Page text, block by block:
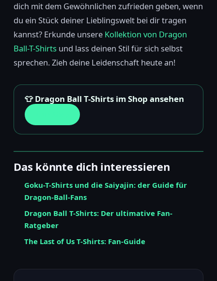
dich mit dem Gewöhnlichen zufrieden geben, wenn
du ein Stück deiner Lieblingswelt bei dir tragen
kannst? Erkunde unsere Kollektion von Dragon
Ball-T-Shirts und lass deinen Stil für sich selbst
sprechen. Zieh deine Leidenschaft heute an!
👕 Dragon Ball T-Shirts im Shop ansehen
Das könnte dich interessieren
Goku-T-Shirts und die Saiyajin: der Guide für
Dragon-Ball-Fans
Dragon Ball T-Shirts: Der ultimative Fan-
Ratgeber
The Last of Us T-Shirts: Fan-Guide